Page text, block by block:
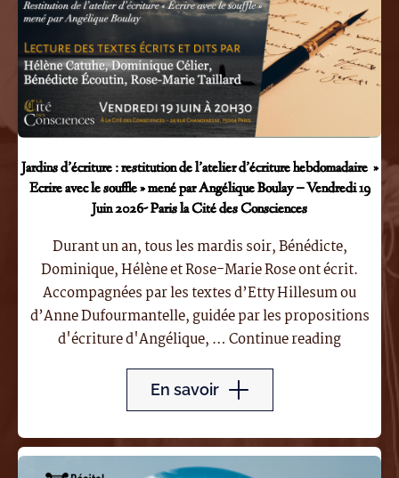
Jardins d’écriture : restitution de l’atelier d’écriture hebdomadaire »
Ecrire avec le souffle » mené par Angélique Boulay – Vendredi 19
Juin 2026- Paris la Cité des Consciences
Durant un an, tous les mardis soir, Bénédicte,
Dominique, Hélène et Rose-Marie Rose ont écrit.
Accompagnées par les textes d’Etty Hillesum ou
d’Anne Dufourmantelle, guidée par les propositions
d'écriture d'Angélique, … Continue reading"Jardins
l’atelier
En savoir